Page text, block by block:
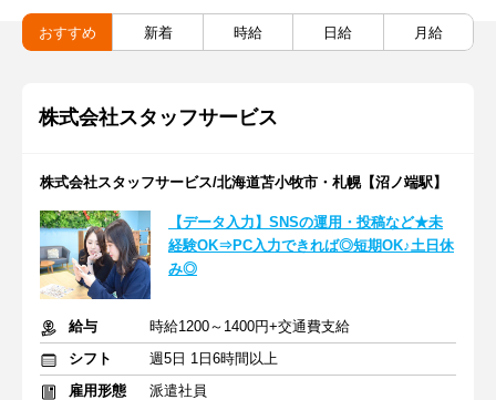
おすすめ 新着 時給 日給 月給
株式会社スタッフサービス
株式会社スタッフサービス/北海道苫小牧市・札幌【沼ノ端駅】
【データ入力】SNSの運用・投稿など★未
経験OK⇒PC入力できれば◎短期OK♪土日休
み◎
給与
時給1200～1400円+交通費支給
シフト
週5日 1日6時間以上
雇用形態
派遣社員